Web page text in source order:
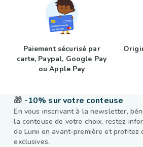
Paiement sécurisé par
carte, Paypal, Google Pay
ou Apple Pay
🎁 -10% sur votre conteuse
En vous inscrivant à la newsletter,
la conteuse de votre choix, restez
de Lunii en avant-première et profitez
exclusives.